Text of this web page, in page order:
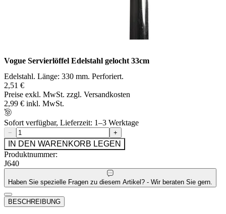
Vogue Servierlöffel Edelstahl gelocht 33cm
Edelstahl. Länge: 330 mm. Perforiert.
2,51 €
Preise exkl. MwSt. zzgl. Versandkosten
2,99 € inkl. MwSt.
Sofort verfügbar, Lieferzeit: 1–3 Werktage
− +
IN DEN WARENKORB LEGEN
Produktnummer:
J640
Haben Sie spezielle Fragen zu diesem Artikel? - Wir beraten Sie gern.
BESCHREIBUNG